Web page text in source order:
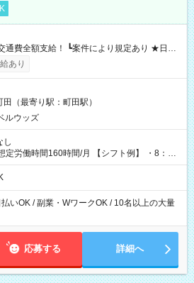
） ┗働いたその日に現金GET♪ お仕事後はコ
分を引き落とせます！ 【試用期間】試
あり
（最寄り駅：町田駅）
ルウッズ
し
160時間/月 【シフト例】 ・8：00
いOK / 副業・WワークOK / 10名以上の大量
応募する 詳細へ